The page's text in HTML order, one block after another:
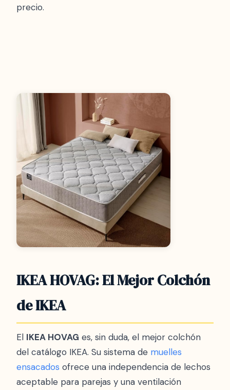
precio.
IKEA HOVAG: El Mejor Colchón
de IKEA
El IKEA HOVAG es, sin duda, el mejor colchón
del catálogo IKEA. Su sistema de muelles
ensacados ofrece una independencia de lechos
aceptable para parejas y una ventilación